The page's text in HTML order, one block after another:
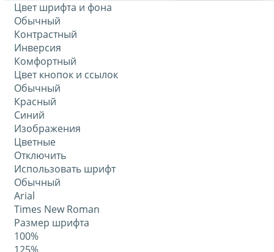
Цвет шрифта и фона
Обычный
Контрастный
Инверсия
Комфортный
Цвет кнопок и ссылок
Обычный
Красный
Синий
Изображения
Цветные
Отключить
Использовать шрифт
Обычный
Arial
Times New Roman
Размер шрифта
100%